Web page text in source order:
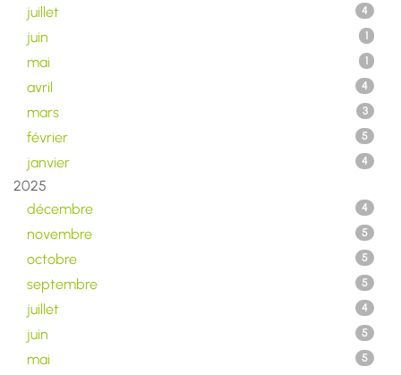
juillet
4
juin 1
mai 1
avril 4
mars 3
février 5
janvier 4
2025
décembre
4
novembre 5
octobre 5
septembre 5
juillet 4
juin 5
mai 5